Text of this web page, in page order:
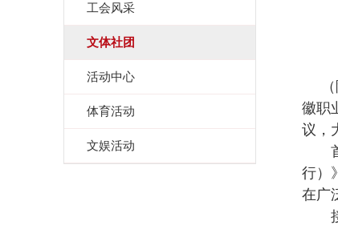
工会风采
文体社团
活动中心
体育活动
文娱活动
徽职
议，
首
行）
在广
接